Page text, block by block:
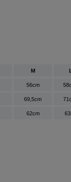
M
56cm
69,5cm
62cm